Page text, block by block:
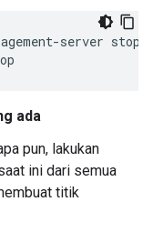
server stop
ada
pun, lakukan
ini dari semua
titik